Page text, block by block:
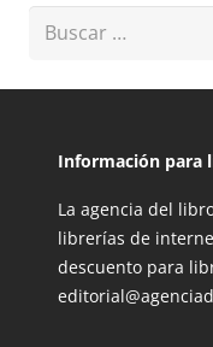
Buscar:
Información para
La agencia del
librerías de
descuento para